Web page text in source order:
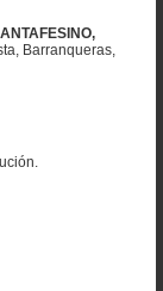
Barranqueras,